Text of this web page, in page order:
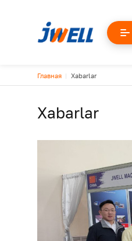
Breadcrumb
Главная Xabarlar
Xabarlar